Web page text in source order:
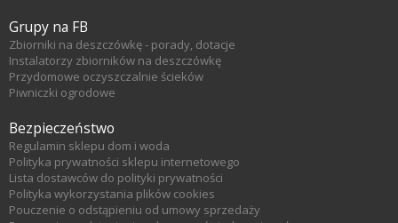
Grupy na FB
Zbiorniki na deszczówkę - porady, dotacje
Instalatorzy zbiorników na deszczówkę
Przydomowe oczyszczalnie ścieków
Piwniczki ogrodowe
Bezpieczeństwo
Regulamin sklepu dom i woda
Polityka prywatności sklepu internetowego
Lista dostawców do polityki prywatności
Polityka wykorzystania plików cookies
Pouczenie o odstąpieniu od umowy sprzedaży